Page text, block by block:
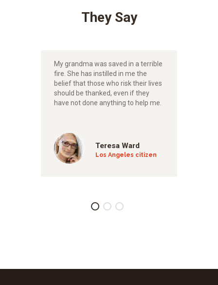
They Say
My grandma was saved in a terrible
fire. She has instilled in me the
belief that those who risk their lives
should be thanked, even if they
have not done anything to help me.
Teresa Ward
Los Angeles citizen